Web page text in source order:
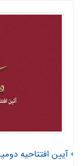
آیین افتتاحیه